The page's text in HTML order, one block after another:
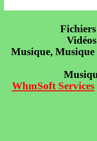
Musique, Musique
WhmSoft Services